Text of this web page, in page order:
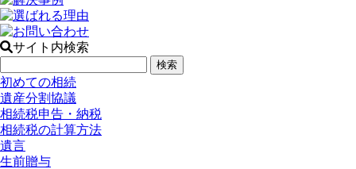
サイト内検索
初めての相続
遺産分割協議
相続税申告・納税
相続税の計算方法
遺言
生前贈与